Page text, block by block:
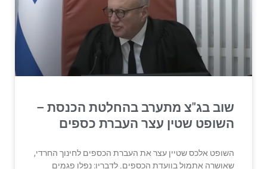
שוב בג"צ מתערב בהחלטת הכנסת –
השופט שטין עצר העברת כספים
השופט אלכס שטיין עצר את העברת הכספים לחינוך החרדי,
שאושרה אתמול בוועדת הכספים. לדבריו: נפלו פגמים